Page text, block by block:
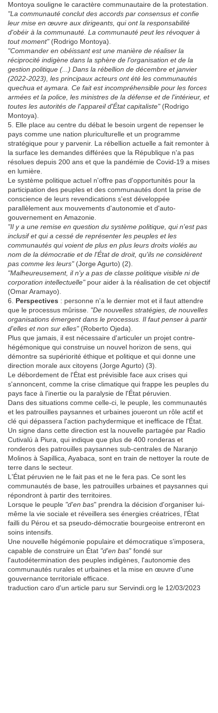
Montoya souligne le caractère communautaire de la protestation.
"La communauté conclut des accords par consensus et confie
leur mise en œuvre aux dirigeants, qui ont la responsabilité
d'obéir à la communauté. La communauté peut les révoquer à
tout moment" (Rodrigo Montoya).
"Commander en obéissant est une manière de réaliser la
réciprocité indigène dans la sphère de l'organisation et de la
gestion politique (...) Dans la rébellion de décembre et janvier
(2022-2023), les principaux acteurs ont été les communautés
quechua et aymara. Ce fait est incompréhensible pour les forces
armées et la police, les ministres de la défense et de l'intérieur, et
toutes les autorités de l'appareil d'État capitaliste" (Rodrigo
Montoya).
5. Elle place au centre du débat le besoin urgent de repenser le
pays comme une nation pluriculturelle et un programme
stratégique pour y parvenir. La rébellion actuelle a fait remonter à
la surface les demandes différées que la République n'a pas
résolues depuis 200 ans et que la pandémie de Covid-19 a mises
en lumière.
Le système politique actuel n'offre pas d'opportunités pour la
participation des peuples et des communautés dont la prise de
conscience de leurs revendications s'est développée
parallèlement aux mouvements d'autonomie et d'auto-
gouvernement en Amazonie.
"Il y a une remise en question du système politique, qui n'est pas
inclusif et qui a cessé de représenter les peuples et les
communautés qui voient de plus en plus leurs droits violés au
nom de la démocratie et de l'État de droit, qu'ils ne considèrent
pas comme les leurs"(Jorge Agurto) (2).
"Malheureusement, il n'y a pas de classe politique visible ni de
corporation intellectuelle"pour aider à la réalisation de cet objectif
(Omar Aramayo).
6. Perspectives : personne n'a le dernier mot et il faut attendre
que le processus mûrisse. "De nouvelles stratégies, de nouvelles
organisations émergent dans le processus. Il faut penser à partir
d'elles et non sur elles"(Roberto Ojeda).
Plus que jamais, il est nécessaire d'articuler un projet contre-
hégémonique qui construise un nouvel horizon de sens, qui
démontre sa supériorité éthique et politique et qui donne une
direction morale aux citoyens (Jorge Agurto) (3).
Le débordement de l'État est prévisible face aux crises qui
s'annoncent, comme la crise climatique qui frappe les peuples du
pays face à l'inertie ou la paralysie de l'État péruvien.
Dans des situations comme celle-ci, le peuple, les communautés
et les patrouilles paysannes et urbaines joueront un rôle actif et
clé qui dépassera l'action pachydermique et inefficace de l'État.
Un signe dans cette direction est la nouvelle partagée par Radio
Cutivalú à Piura, qui indique que plus de 400 ronderas et
ronderos des patrouilles paysannes sub-centrales de Naranjo
Molinos à Sapillica, Ayabaca, sont en train de nettoyer la route de
terre dans le secteur.
L'État péruvien ne le fait pas et ne le fera pas. Ce sont les
communautés de base, les patrouilles urbaines et paysannes qui
répondront à partir des territoires.
Lorsque le peuple "d'en bas" prendra la décision d'organiser lui-
même la vie sociale et réveillera ses énergies créatrices, l'État
failli du Pérou et sa pseudo-démocratie bourgeoise entreront en
soins intensifs.
Une nouvelle hégémonie populaire et démocratique s'imposera,
capable de construire un État "d'en bas" fondé sur
l'autodétermination des peuples indigènes, l'autonomie des
communautés rurales et urbaines et la mise en œuvre d'une
gouvernance territoriale efficace.
traduction caro d'un article paru sur Servindi.org le 12/03/2023